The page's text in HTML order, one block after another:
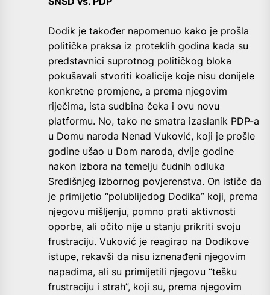
Dodik je također napomenuo kako je prošla
politička praksa iz proteklih godina kada su
predstavnici suprotnog političkog bloka
pokušavali stvoriti koalicije koje nisu donijele
konkretne promjene, a prema njegovim
riječima, ista sudbina čeka i ovu novu
platformu. No, tako ne smatra izaslanik PDP-a
u Domu naroda Nenad Vuković, koji je prošle
godine ušao u Dom naroda, dvije godine
nakon izbora na temelju čudnih odluka
Središnjeg izbornog povjerenstva. On ističe da
je primijetio “polublijedog Dodika” koji, prema
njegovu mišljenju, pomno prati aktivnosti
oporbe, ali očito nije u stanju prikriti svoju
frustraciju. Vuković je reagirao na Dodikove
istupe, rekavši da nisu iznenađeni njegovim
napadima, ali su primijetili njegovu “tešku
frustraciju i strah”, koji su, prema njegovim